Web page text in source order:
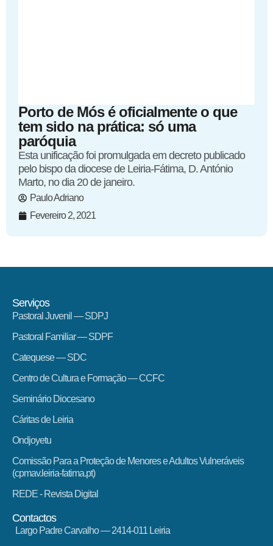
Porto de Mós é oficialmente o que
tem sido na prática: só uma
paróquia
Esta unificação foi promulgada em decreto publicado
pelo bispo da diocese de Leiria-Fátima, D. António
Marto, no dia 20 de janeiro.
Paulo Adriano
Fevereiro 2, 2021
Serviços
Pastoral Juvenil — SDPJ
Pastoral Familiar — SDPF
Catequese — SDC
Centro de Cultura e Formação — CCFC
Seminário Diocesano
Cáritas de Leiria
Ondjoyetu
Comissão Para a Proteção de Menores e Adultos Vulneráveis
(cpmav.leiria-fatima.pt)
REDE - Revista Digital
Contactos
Largo Padre Carvalho — 2414-011 Leiria